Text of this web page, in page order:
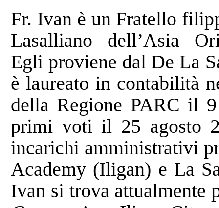
Fr. Ivan è un Fratello
Lasalliano dell’Asia
Egli proviene dal De La
è laureato in contabilità
della Regione PARC il
primi voti il 25 agosto
incarichi amministrativi
Academy (Iligan) e La
Ivan si trova attualmente